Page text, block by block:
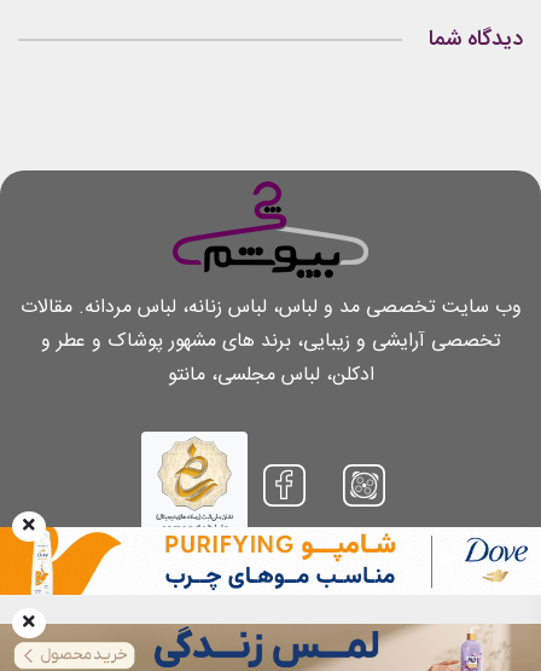
دیدگاه شما
وب سایت تخصصی مد و لباس، لباس زنانه، لباس مردانه. مقالات
تخصصی آرایشی و زیبایی، برند های مشهور پوشاک و عطر و
ادکلن، لباس مجلسی، مانتو
بازنشر مطالب تنها با کسب اجازه کتبی و پرداخت هزینه بابت هر مطلب و همچنین
ذکر منبع و لینک مستقیم به همان مطلب مجاز است
Copyright 2026.Chibepoosham.com. All Rights Reserved